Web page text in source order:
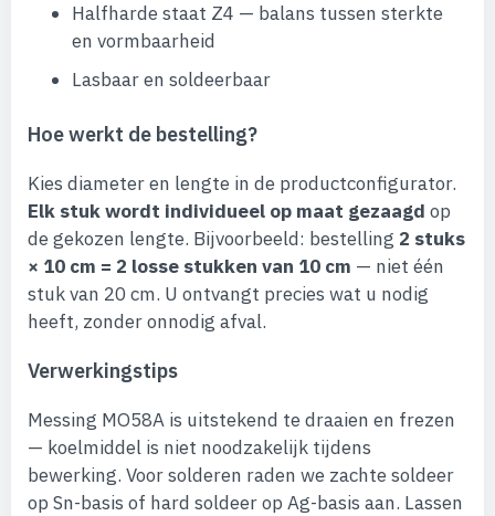
Halfharde staat Z4 — balans tussen sterkte
en vormbaarheid
Lasbaar en soldeerbaar
Hoe werkt de bestelling?
Kies diameter en lengte in de productconfigurator.
Elk stuk wordt individueel op maat gezaagd op
de gekozen lengte. Bijvoorbeeld: bestelling 2 stuks
× 10 cm = 2 losse stukken van 10 cm — niet één
stuk van 20 cm. U ontvangt precies wat u nodig
heeft, zonder onnodig afval.
Verwerkingstips
Messing MO58A is uitstekend te draaien en frezen
— koelmiddel is niet noodzakelijk tijdens
bewerking. Voor solderen raden we zachte soldeer
op Sn-basis of hard soldeer op Ag-basis aan. Lassen